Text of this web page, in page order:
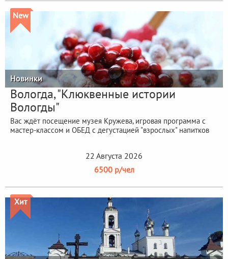
New
Новинки
Вологда, "Клюквенные истории
Вологды"
Вас ждёт посещение музея Кружева, игровая программа с
мастер-классом и ОБЕД с дегустацией "взрослых" напитков
22 Августа 2026
6500 р/чел
Хит